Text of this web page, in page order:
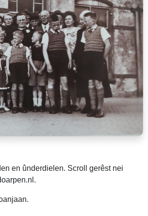
en ûnderdielen. Scroll gerêst nei